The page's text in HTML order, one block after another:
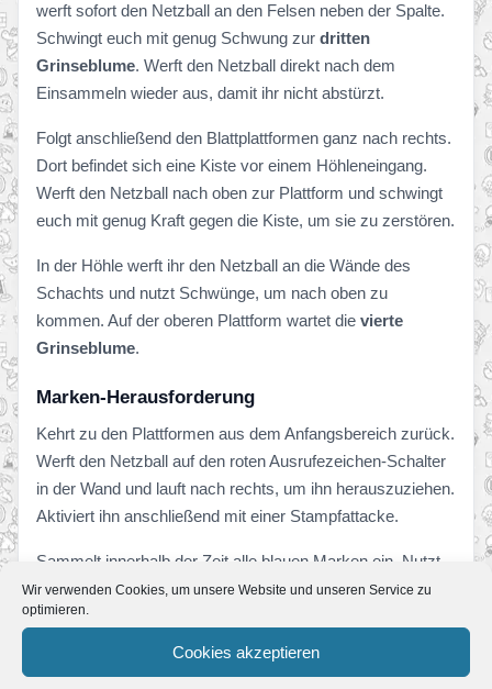
Wir verwenden Cookies, um unsere Website und unseren Service zu
optimieren.
Cookies akzeptieren
werft sofort den Netzball an den Felsen neben der Spalte.
Schwingt euch mit genug Schwung zur dritten
Grinseblume. Werft den Netzball direkt nach dem
Einsammeln wieder aus, damit ihr nicht abstürzt.
Folgt anschließend den Blattplattformen ganz nach rechts.
Dort befindet sich eine Kiste vor einem Höhleneingang.
Werft den Netzball nach oben zur Plattform und schwingt
euch mit genug Kraft gegen die Kiste, um sie zu zerstören.
In der Höhle werft ihr den Netzball an die Wände des
Schachts und nutzt Schwünge, um nach oben zu
kommen. Auf der oberen Plattform wartet die vierte
Grinseblume.
Marken-Herausforderung
Kehrt zu den Plattformen aus dem Anfangsbereich zurück.
Werft den Netzball auf den roten Ausrufezeichen-Schalter
in der Wand und lauft nach rechts, um ihn herauszuziehen.
Aktiviert ihn anschließend mit einer Stampfattacke.
Sammelt innerhalb der Zeit alle blauen Marken ein. Nutzt
dafür Schwingarachs Netz, Schwünge und Sprünge.
Wenn ihr alle Marken erwischt habt, erscheint die
oberhalb der Plattform in der Nähe des